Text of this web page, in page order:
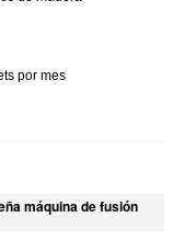
por mes
máquina de fusión